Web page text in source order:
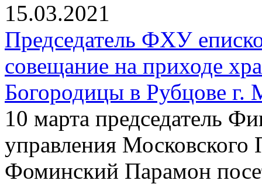
15.03.2021
Председатель ФХУ
совещание на приходе
Богородицы в Рубцове г.
10 марта председатель
управления Московского
Фоминский Парамон